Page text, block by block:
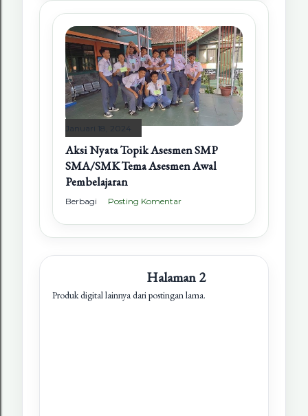
Januari 18, 2024
Aksi Nyata Topik Asesmen SMP
SMA/SMK Tema Asesmen Awal
Pembelajaran
Berbagi Posting Komentar
Halaman 2
Produk digital lainnya dari postingan lama.